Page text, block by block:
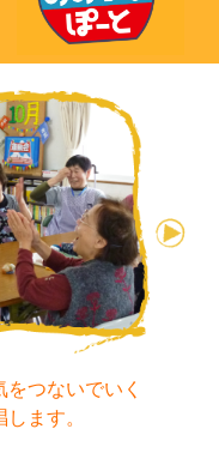
内
内つないでいく
ます。